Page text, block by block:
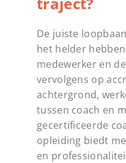
De juiste
het helder
medewerker en
vervolgens op
achtergrond,
tussen coach en
gecertificeerde
opleiding biedt
en